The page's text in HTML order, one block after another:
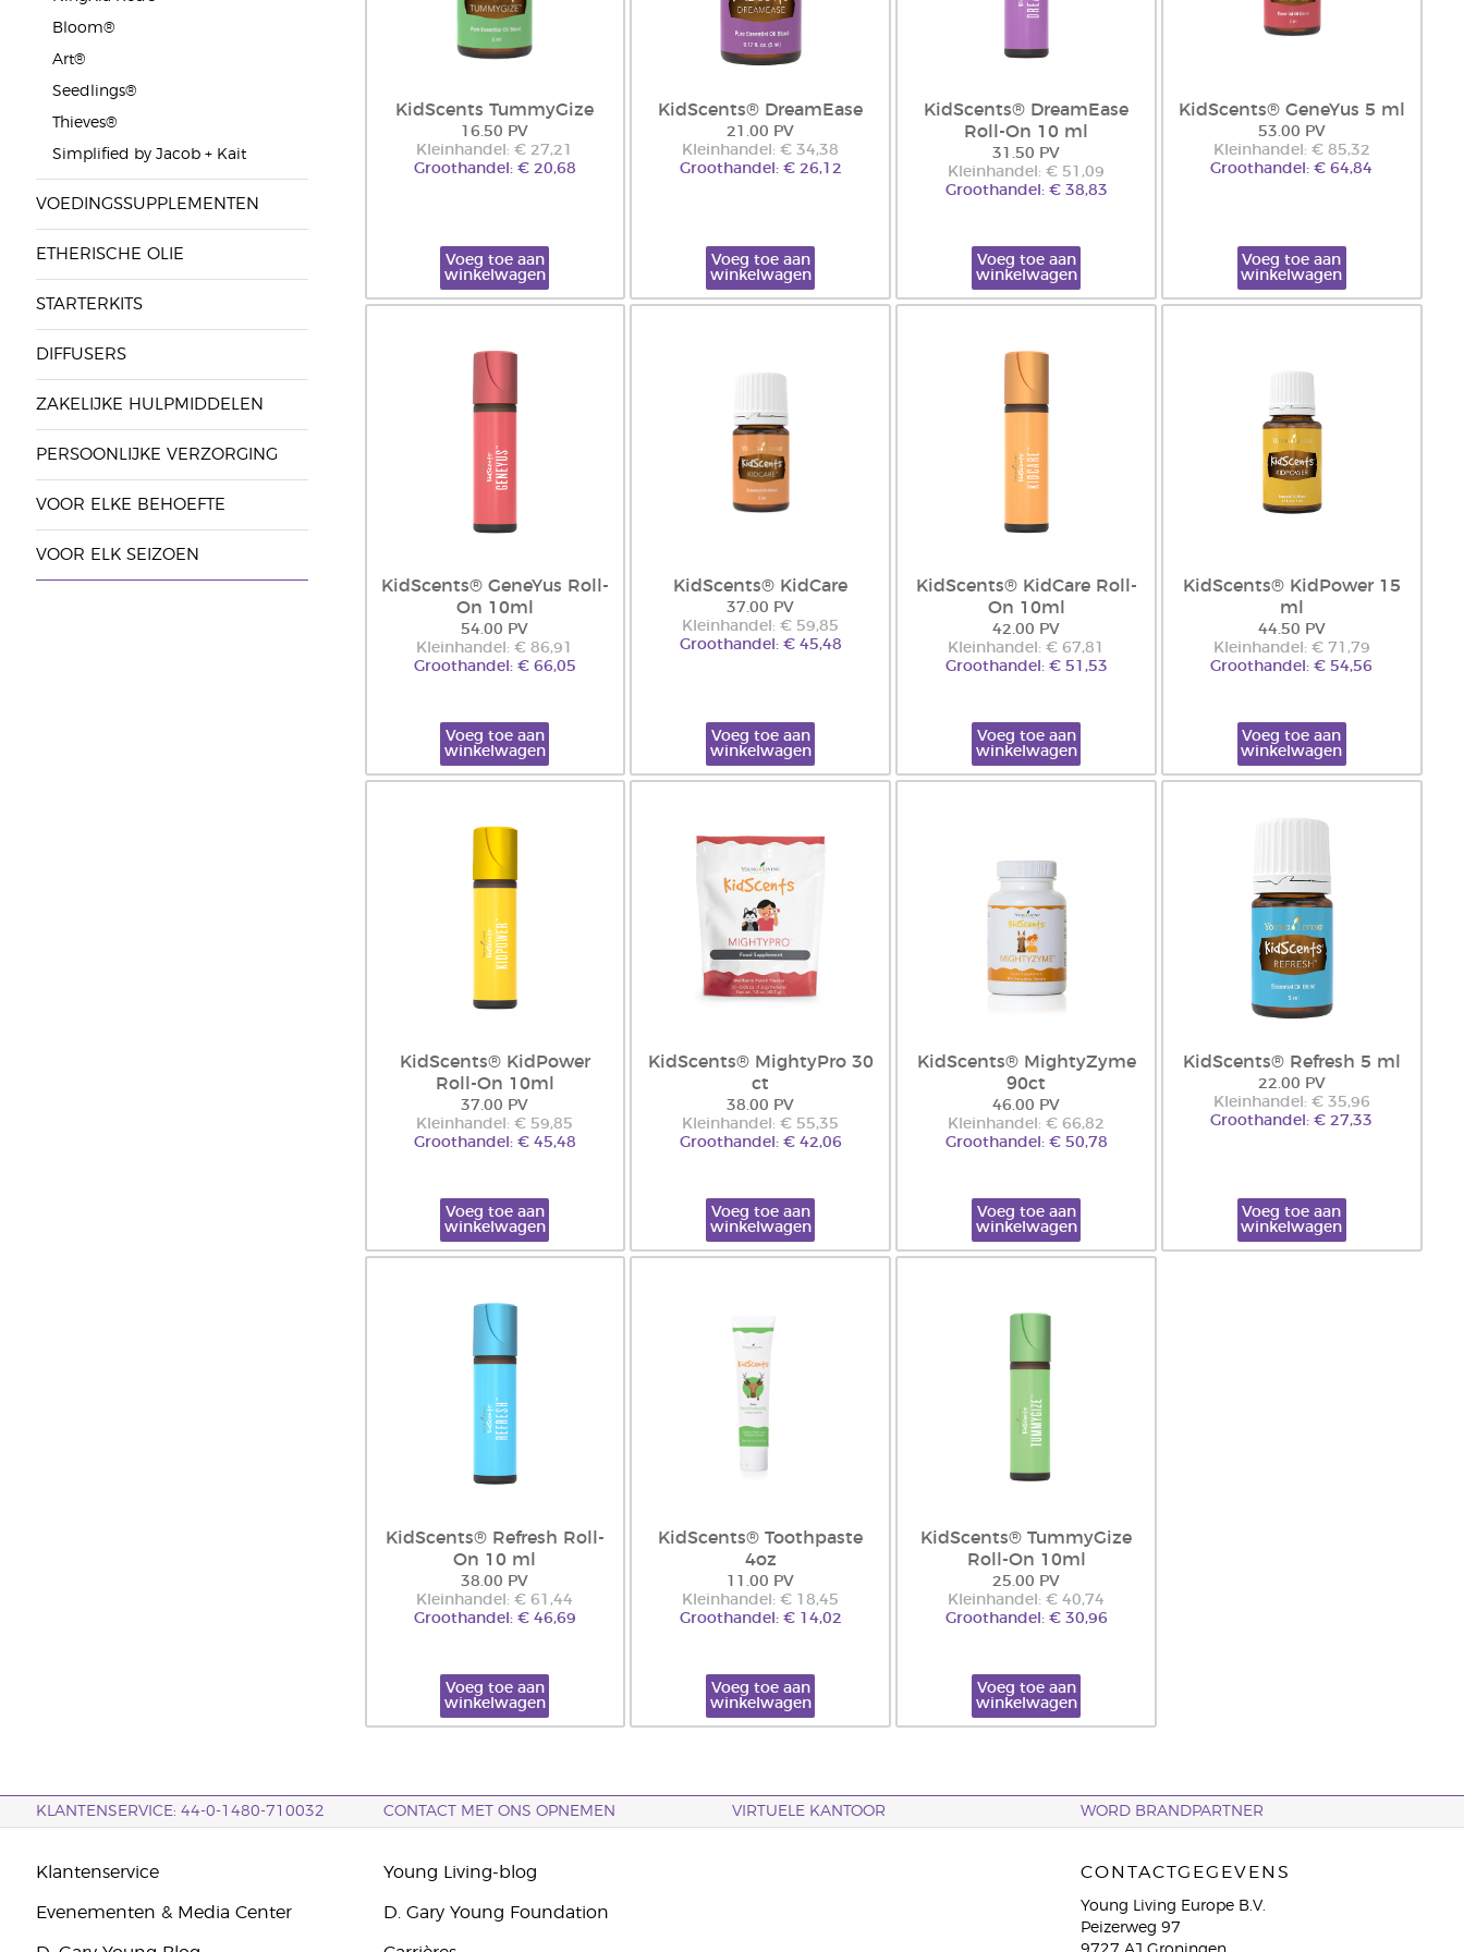
Bloom®
Art®
Seedlings®
Thieves®
Simplified by Jacob + Kait
VOEDINGSSUPPLEMENTEN
ETHERISCHE OLIE
STARTERKITS
DIFFUSERS
ZAKELIJKE HULPMIDDELEN
PERSOONLIJKE VERZORGING
VOOR ELKE BEHOEFTE
VOOR ELK SEIZOEN
KidScents TummyGize
16.50 PV
Kleinhandel: € 27,21
Groothandel: € 20,68
Voeg toe aan
winkelwagen
KidScents® DreamEase
21.00 PV
Kleinhandel: € 34,38
Groothandel: € 26,12
Voeg toe aan
winkelwagen
KidScents® DreamEase
Roll-On 10 ml
31.50 PV
Kleinhandel: € 51,09
Groothandel: € 38,83
Voeg toe aan
winkelwagen
KidScents® GeneYus 5 ml
53.00 PV
Kleinhandel: € 85,32
Groothandel: € 64,84
Voeg toe aan
winkelwagen
KidScents® GeneYus Roll-
On 10ml
54.00 PV
Kleinhandel: € 86,91
Groothandel: € 66,05
Voeg toe aan
winkelwagen
KidScents® KidCare
37.00 PV
Kleinhandel: € 59,85
Groothandel: € 45,48
Voeg toe aan
winkelwagen
KidScents® KidCare Roll-
On 10ml
42.00 PV
Kleinhandel: € 67,81
Groothandel: € 51,53
Voeg toe aan
winkelwagen
KidScents® KidPower 15
ml
44.50 PV
Kleinhandel: € 71,79
Groothandel: € 54,56
Voeg toe aan
winkelwagen
KidScents® KidPower
Roll-On 10ml
37.00 PV
Kleinhandel: € 59,85
Groothandel: € 45,48
Voeg toe aan
winkelwagen
KidScents® MightyPro 30
ct
38.00 PV
Kleinhandel: € 55,35
Groothandel: € 42,06
Voeg toe aan
winkelwagen
KidScents® MightyZyme
90ct
46.00 PV
Kleinhandel: € 66,82
Groothandel: € 50,78
Voeg toe aan
winkelwagen
KidScents® Refresh 5 ml
22.00 PV
Kleinhandel: € 35,96
Groothandel: € 27,33
Voeg toe aan
winkelwagen
KidScents® Refresh Roll-
On 10 ml
38.00 PV
Kleinhandel: € 61,44
Groothandel: € 46,69
Voeg toe aan
winkelwagen
KidScents® Toothpaste
4oz
11.00 PV
Kleinhandel: € 18,45
Groothandel: € 14,02
Voeg toe aan
winkelwagen
KidScents® TummyGize
Roll-On 10ml
25.00 PV
Kleinhandel: € 40,74
Groothandel: € 30,96
Voeg toe aan
winkelwagen
KLANTENSERVICE: 44-0-1480-710032 CONTACT MET ONS OPNEMEN VIRTUELE KANTOOR WORD BRANDPARTNER
Klantenservice
Evenementen & Media Center
Young Living-blog
D. Gary Young Foundation
CONTACTGEGEVENS
Young Living Europe B.V.
Peizerweg 97